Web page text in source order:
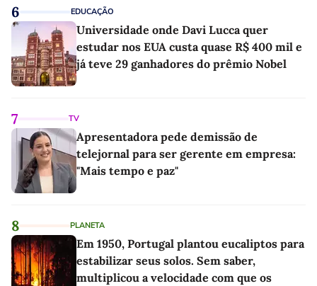
6 EDUCAÇÃO
Universidade onde Davi Lucca quer
estudar nos EUA custa quase R$ 400 mil e
já teve 29 ganhadores do prêmio Nobel
7 TV
Apresentadora pede demissão de
telejornal para ser gerente em empresa:
"Mais tempo e paz"
8 PLANETA
Em 1950, Portugal plantou eucaliptos para
estabilizar seus solos. Sem saber,
multiplicou a velocidade com que os